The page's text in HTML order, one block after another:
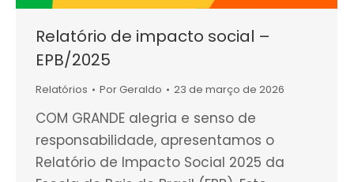
Relatório de impacto social –
EPB/2025
Relatórios PorGeraldo 23 de março de 2026
COM GRANDE alegria e senso de
responsabilidade, apresentamos o
Relatório de Impacto Social 2025 da